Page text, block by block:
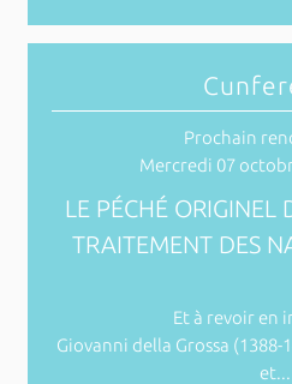
Prochain
Mercredi 07
LE PÉCHÉ ORIGINEL
TRAITEMENT DES
Et à revoir en
Giovanni della Grossa
et...